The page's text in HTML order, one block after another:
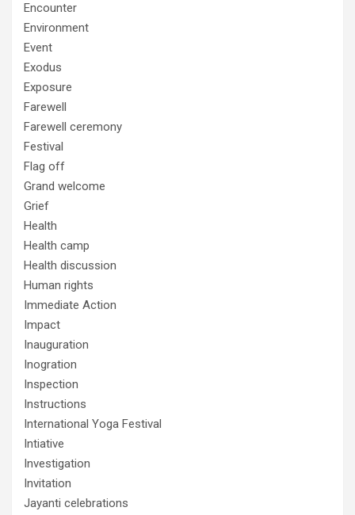
Encounter
Environment
Event
Exodus
Exposure
Farewell
Farewell ceremony
Festival
Flag off
Grand welcome
Grief
Health
Health camp
Health discussion
Human rights
Immediate Action
Impact
Inauguration
Inogration
Inspection
Instructions
International Yoga Festival
Intiative
Investigation
Invitation
Jayanti celebrations